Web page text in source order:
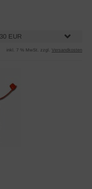
EUR
inkl. 7 % MwSt. zzgl. Versandkosten